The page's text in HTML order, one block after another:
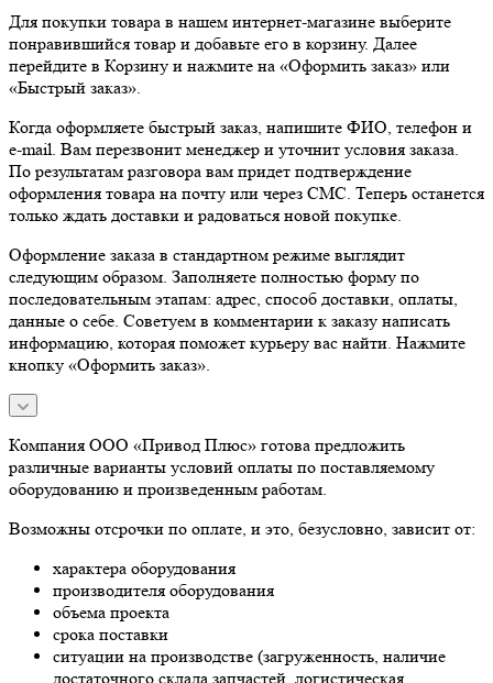
Для покупки товара в нашем интернет-магазине выберите
понравившийся товар и добавьте его в корзину. Далее
перейдите в Корзину и нажмите на «Оформить заказ» или
«Быстрый заказ».
Когда оформляете быстрый заказ, напишите ФИО, телефон и
e-mail. Вам перезвонит менеджер и уточнит условия заказа.
По результатам разговора вам придет подтверждение
оформления товара на почту или через СМС. Теперь останется
только ждать доставки и радоваться новой покупке.
Оформление заказа в стандартном режиме выглядит
следующим образом. Заполняете полностью форму по
последовательным этапам: адрес, способ доставки, оплаты,
данные о себе. Советуем в комментарии к заказу написать
информацию, которая поможет курьеру вас найти. Нажмите
кнопку «Оформить заказ».
Компания ООО «Привод Плюс» готова предложить
различные варианты условий оплаты по поставляемому
оборудованию и произведенным работам.
Возможны отсрочки по оплате, и это, безусловно, зависит от:
характера оборудования
производителя оборудования
объема проекта
срока поставки
ситуации на производстве (загруженность, наличие
достаточного склада запчастей, логистическая